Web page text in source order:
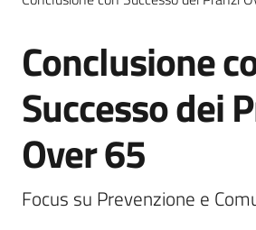
Menu selezionato
Servizi
Vivere
Salta al contenuto
Conclusione
Successo dei
Over 65
Focus su Prevenzione e